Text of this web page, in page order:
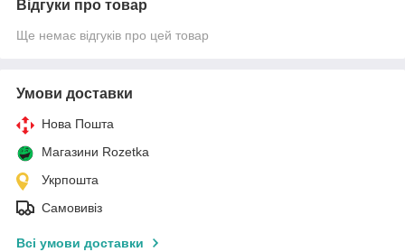
Відгуки про товар
Ще немає відгуків про цей товар
Умови доставки
Нова Пошта
Магазини Rozetka
Укрпошта
Самовивіз
Всі умови доставки